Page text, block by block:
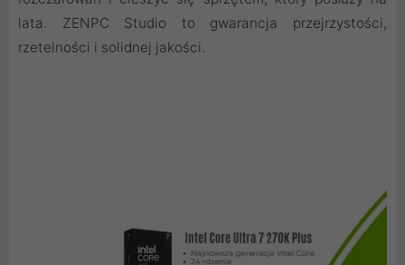
lata. ZENPC Studio to gwarancja przejrzystości,
rzetelności i solidnej jakości.